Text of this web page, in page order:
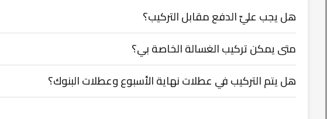
هل يجب عليّ الدفع مقابل التركيب؟
متى يمكن تركيب الغسالة الخاصة بي؟
هل يتم التركيب في عطلات نهاية الأسبوع وعطلات البنوك؟